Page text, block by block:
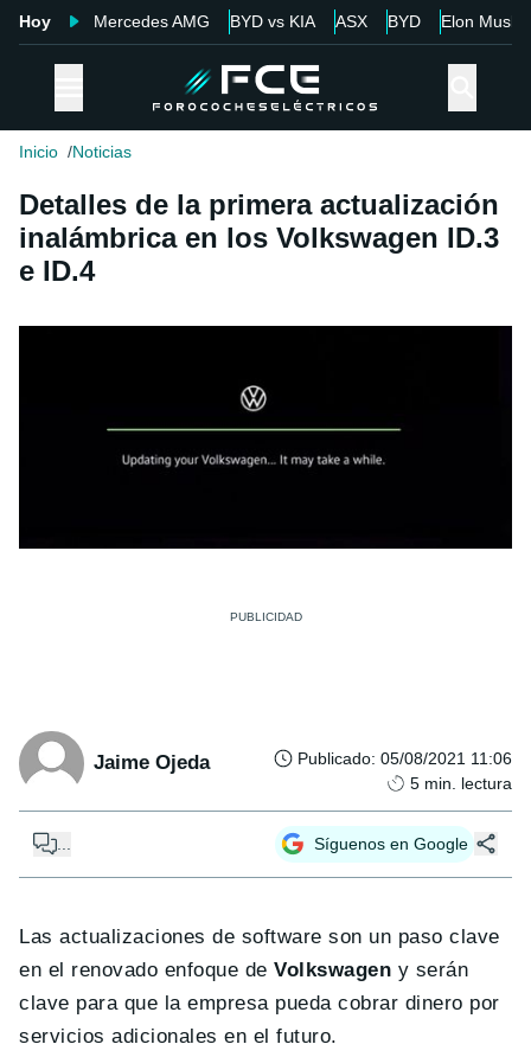
Hoy Mercedes AMG BYD vs KIA ASX BYD Elon Musk
Inicio Noticias
Detalles de la primera actualización
inalámbrica en los Volkswagen ID.3
e ID.4
Jaime Ojeda Publicado: 05/08/2021 11:06
5 min. lectura
Síguenos en Google
Las actualizaciones de software son un paso clave
en el renovado enfoque deVolkswagen y serán
clave para que la empresa pueda cobrar dinero por
servicios adicionales en el futuro.